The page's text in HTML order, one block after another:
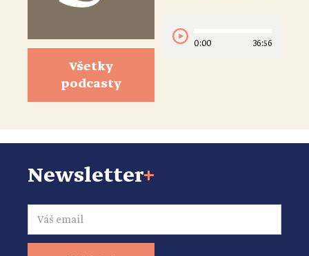
Všetky
podcasty
0:00 36:56
Newsletter+
Email